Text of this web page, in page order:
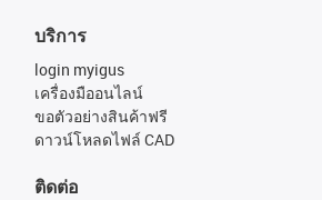
บริการ
login myigus
เครื่องมืออนไลน์
ขอตัวอย่างสินค้าฟรี
ดาวน์โหลดไฟล์ CAD
ติดต่อ